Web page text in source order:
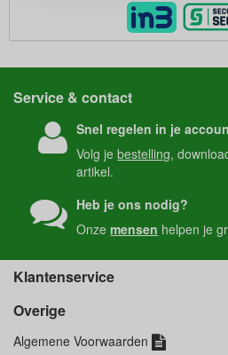
Service & contact
Snel regelen in je
Volg jebestelling,
artikel.
Heb je ons nodig?
Onzemensen helpen je
Klantenservice
Overige
Algemene Voorwaarden